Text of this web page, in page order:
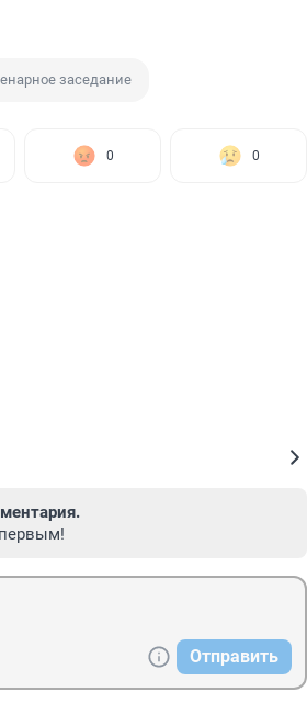
заседание
0 0
Отправить